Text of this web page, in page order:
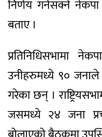
निर्णय गर्नसक्ने
बताए ।
प्रतिनिधिसभामा
उनीहरुमध्ये ९० जनाले
गरेका छन् ।
जसमध्ये २४ जना